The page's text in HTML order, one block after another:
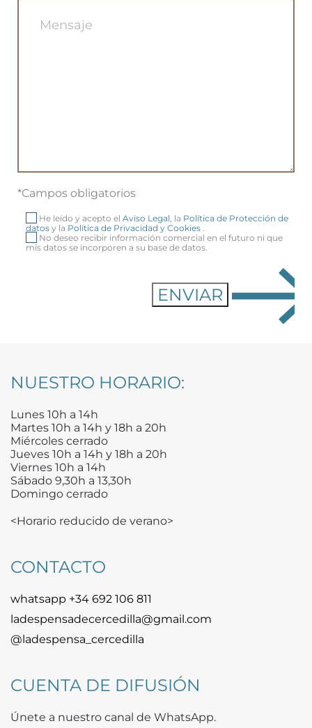
*Campos obligatorios
He leído y acepto el Aviso Legal, la Política de Protección de
datos y la Política de Privacidad y Cookies .
No deseo recibir información comercial en el futuro ni que
mis datos se incorporen a su base de datos.
NUESTRO HORARIO:
Lunes 10h a 14h
Martes 10h a 14h y 18h a 20h
Miércoles cerrado
Jueves 10h a 14h y 18h a 20h
Viernes 10h a 14h
Sábado 9,30h a 13,30h
Domingo cerrado
<Horario reducido de verano>
CONTACTO
whatsapp +34 692 106 811
ladespensadecercedilla@gmail.com
@ladespensa_cercedilla
CUENTA DE DIFUSIÓN
Únete a nuestro canal de WhatsApp.